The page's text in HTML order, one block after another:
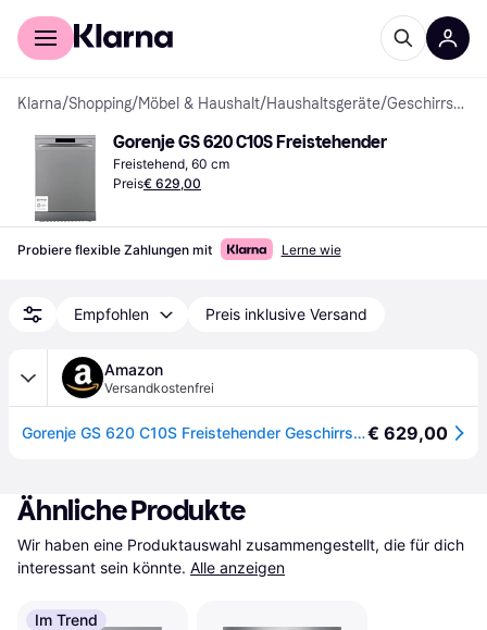
Für Shopper
Klarna/Shopping/Möbel & Haushalt/Haushaltsgeräte/ Geschirrspüler
Gorenje GS 620 C10S Freistehender
Freistehend, 60 cm
Preis€ 629,00
Probiere flexible Zahlungen mit Lerne wie
Empfohlen Preis inklusive Versand
Amazon
Versandkostenfrei
Gorenje GS 620 C10S Freistehender Geschirrspüler/ 60cm / 14 Maßgedecke / 3 Körbe / 5 Programme/Inverter PowerDrive Motor/SpeedWash/TotalDry/vollständiger Überlaufschutz/Grau Metallic€ 629,00
Ähnliche Produkte
Wir haben eine Produktauswahl zusammengestellt, die für dich
interessant sein könnte. Alle anzeigen
Im Trend